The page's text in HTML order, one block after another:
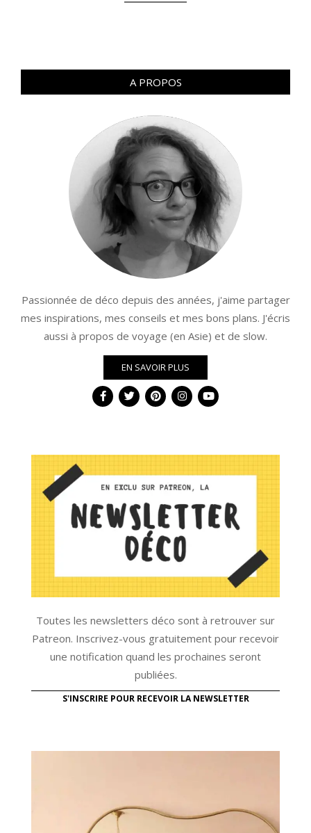
A PROPOS
Passionnée de déco depuis des années, j'aime partager
mes inspirations, mes conseils et mes bons plans. J'écris
aussi à propos de voyage (en Asie) et de slow.
EN SAVOIR PLUS
Toutes les newsletters déco sont à retrouver sur
Patreon. Inscrivez-vous gratuitement pour recevoir
une notification quand les prochaines seront
publiées.
S'INSCRIRE POUR RECEVOIR LA NEWSLETTER